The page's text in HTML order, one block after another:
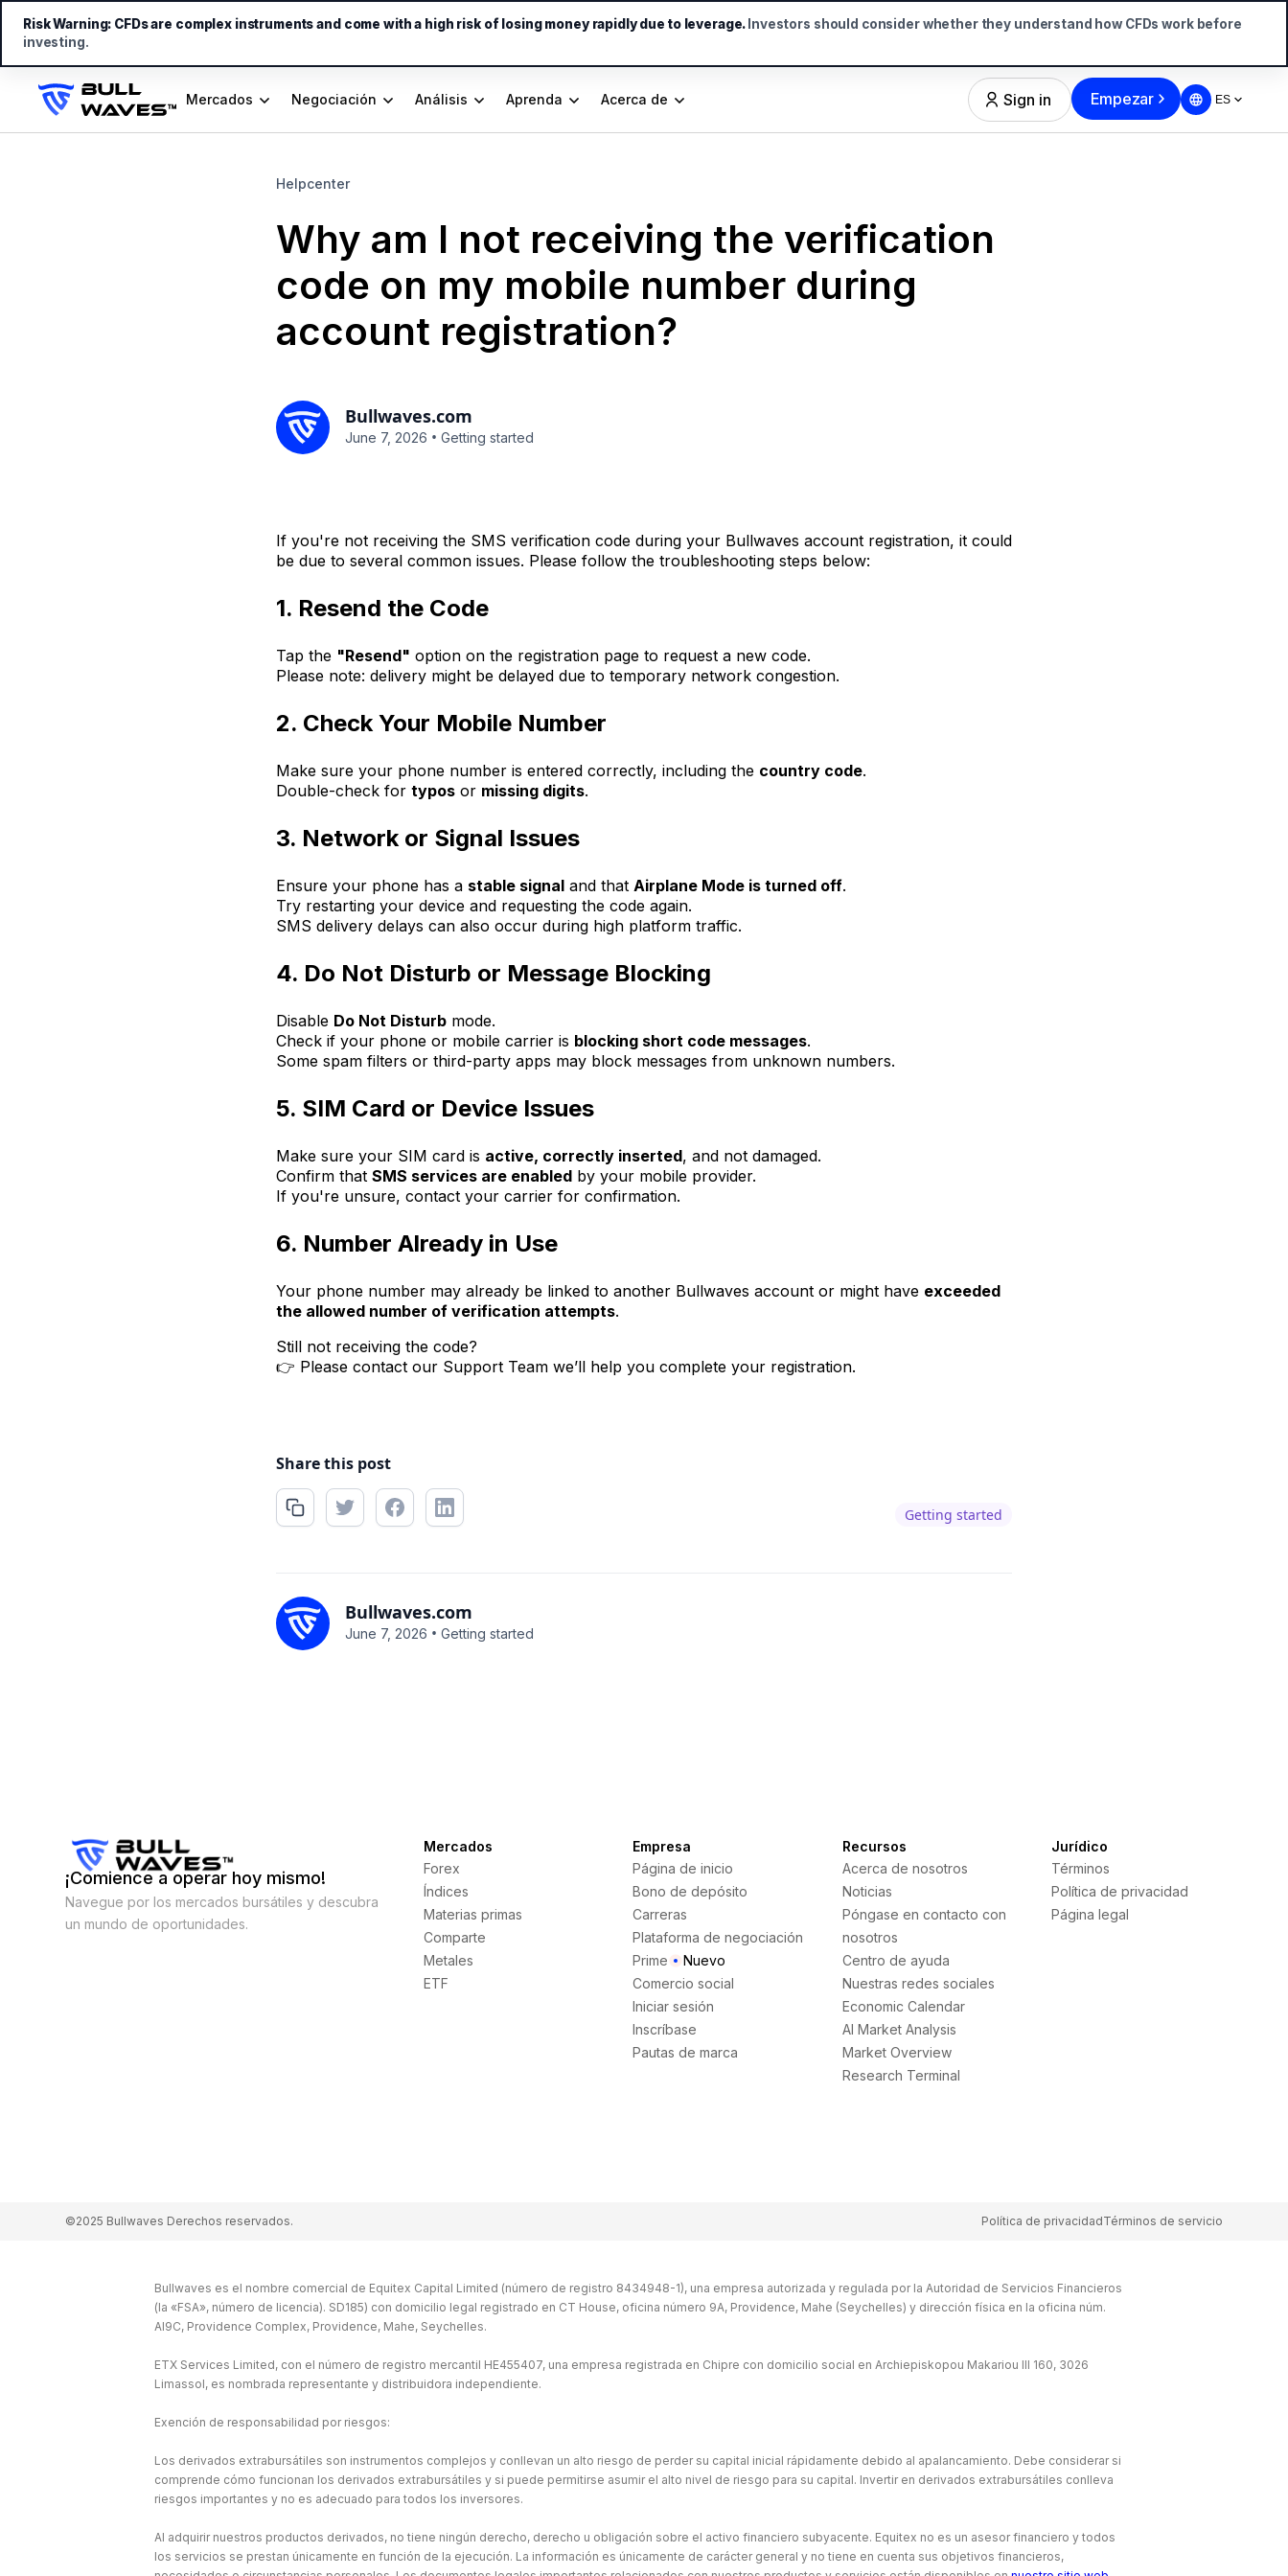
Mercados Negociación Análisis Aprenda Acerca de Sign in Empezar ES
Helpcenter
Why am I not receiving the verification
code on my mobile number during
account registration?
Bullwaves.com
June 7, 2026 • Getting started
If you're not receiving the SMS verification code during your Bullwaves account registration, it could
be due to several common issues. Please follow the troubleshooting steps below:
1. Resend the Code
Tap the "Resend" option on the registration page to request a new code.
Please note: delivery might be delayed due to temporary network congestion.
2. Check Your Mobile Number
Make sure your phone number is entered correctly, including the country code.
Double-check for typos or missing digits.
3. Network or Signal Issues
Ensure your phone has a stable signal and that Airplane Mode is turned off.
Try restarting your device and requesting the code again.
SMS delivery delays can also occur during high platform traffic.
4. Do Not Disturb or Message Blocking
Disable Do Not Disturb mode.
Check if your phone or mobile carrier is blocking short code messages.
Some spam filters or third-party apps may block messages from unknown numbers.
5. SIM Card or Device Issues
Make sure your SIM card is active, correctly inserted, and not damaged.
Confirm that SMS services are enabled by your mobile provider.
If you're unsure, contact your carrier for confirmation.
6. Number Already in Use
Your phone number may already be linked to another Bullwaves account or might have exceeded
the allowed number of verification attempts.
Still not receiving the code?
👉 Please contact our Support Team we’ll help you complete your registration.
Share this post
Getting started
Bullwaves.com
June 7, 2026 • Getting started
¡Comience a operar hoy mismo!
Navegue por los mercados bursátiles y descubra
un mundo de oportunidades.
Mercados
Forex
Índices
Materias primas
Comparte
Metales
ETF
Empresa
Página de inicio
Bono de depósito
Carreras
Plataforma de negociación
Prime
Nuevo
Comercio social
Iniciar sesión
Inscríbase
Pautas de marca
Recursos
Acerca de nosotros
Noticias
Póngase en contacto con
nosotros
Centro de ayuda
Nuestras redes sociales
Economic Calendar
AI Market Analysis
Market Overview
Research Terminal
Jurídico
Términos
Política de privacidad
Página legal
©2025 Bullwaves Derechos reservados. Política de privacidadTérminos de servicio
Bullwaves es el nombre comercial de Equitex Capital Limited (número de registro 8434948-1), una empresa autorizada y regulada por la Autoridad de Servicios Financieros
(la «FSA», número de licencia). SD185) con domicilio legal registrado en CT House, oficina número 9A, Providence, Mahe (Seychelles) y dirección física en la oficina núm.
Al9C, Providence Complex, Providence, Mahe, Seychelles.
ETX Services Limited, con el número de registro mercantil HE455407, una empresa registrada en Chipre con domicilio social en Archiepiskopou Makariou lll 160, 3026
Limassol, es nombrada representante y distribuidora independiente.
Exención de responsabilidad por riesgos:
Los derivados extrabursátiles son instrumentos complejos y conllevan un alto riesgo de perder su capital inicial rápidamente debido al apalancamiento. Debe considerar si
comprende cómo funcionan los derivados extrabursátiles y si puede permitirse asumir el alto nivel de riesgo para su capital. Invertir en derivados extrabursátiles conlleva
riesgos importantes y no es adecuado para todos los inversores.
Al adquirir nuestros productos derivados, no tiene ningún derecho, derecho u obligación sobre el activo financiero subyacente. Equitex no es un asesor financiero y todos
los servicios se prestan únicamente en función de la ejecución. La información es únicamente de carácter general y no tiene en cuenta sus objetivos financieros,
Risk Warning: CFDs are complex instruments and come with a high risk of losing money rapidly due to leverage. Investors should consider whether they understand how CFDs work before
investing.